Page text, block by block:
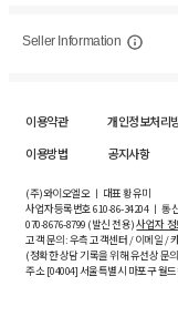
Seller Information
이용약관 개인정보처리
이용방법
공지사항
(주)와이오엘오 ㅣ 대표 황유미
사업자등록번호610-86-34204ㅣ 통
070-8676-8799 (발신 전용)사업자
고객 문의: 우측 고객센터 / 이메일 /
(정확한 상담 기록을 위해 유선상 문
주소 [04004] 서울특별시 마포구 월